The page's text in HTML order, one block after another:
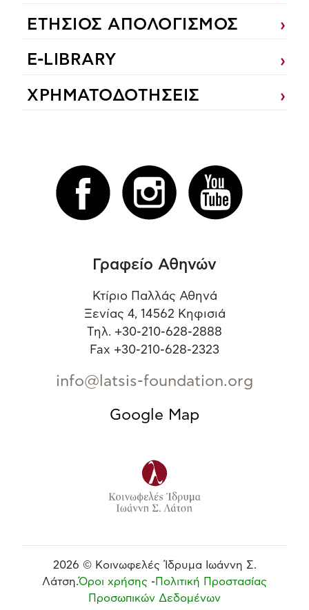
ΕΤΗΣΙΟΣ ΑΠΟΛΟΓΙΣΜΟΣ
E-LIBRARY
ΧΡΗΜΑΤΟΔΟΤΗΣΕΙΣ
Γραφείο Αθηνών
Κτίριο Παλλάς Αθηνά
Ξενίας 4, 14562 Κηφισιά
Τηλ. +30-210-628-2888
Fax +30-210-628-2323
info@latsis-foundation.org
Google Map
2026 © Κοινωφελές Ίδρυμα Ιωάννη Σ.
Λάτση.Όροι χρήσης -Πολιτική Προστασίας
Προσωπικών Δεδομένων